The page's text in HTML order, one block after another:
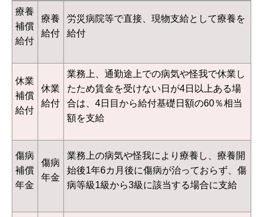
療養
補償
給付
療養
給付
労災病院等で直接、現物支給として療養を
給付
休業
補償
給付
休業
給付
業務上、通勤途上での病気や怪我で休業し
たため賃金を受けない日が4日以上ある場
合は、4日目から給付基礎日額の60％相当
額を支給
傷病
補償
年金
傷病
年金
業務上の病気や怪我により療養し、療養開
始後1年6カ月後に傷病が治っておらず、傷
病等級1級から3級に該当する場合に支給